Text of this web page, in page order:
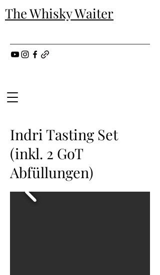
The Whisky Waiter
Indri Tasting Set
(inkl. 2 GoT
Abfüllungen)